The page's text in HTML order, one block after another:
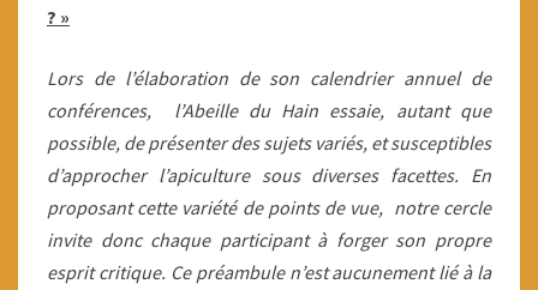
? »
Lors de l’élaboration de son calendrier annuel de
conférences, l’Abeille du Hain essaie, autant que
possible, de présenter des sujets variés, et susceptibles
d’approcher l’apiculture sous diverses facettes. En
proposant cette variété de points de vue, notre cercle
invite donc chaque participant à forger son propre
esprit critique. Ce préambule n’est aucunement lié à la